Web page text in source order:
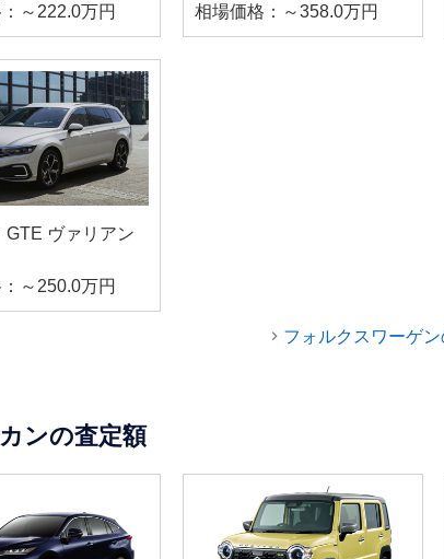
～222.0万円
相場価格：～358.0万円
GTE ヴァリアン
～250.0万円
フォルクスワーゲ
ンの査定額